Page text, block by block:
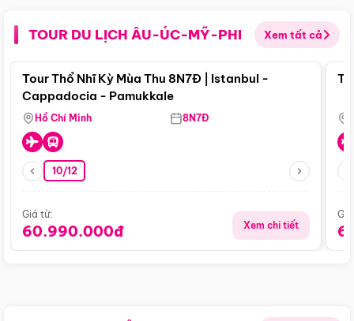
TOUR DU LỊCH ÂU-ÚC-MỸ-PHI Xem tất cả
Điểm nổi bật
Tour Thổ Nhĩ Kỳ Mùa Thu 8N7Đ | Istanbul -
Cappadocia - Pamukkale
Hồ Chí Minh 8N7Đ
10/12
Giá từ:
60.990.000đ Xem chi tiết